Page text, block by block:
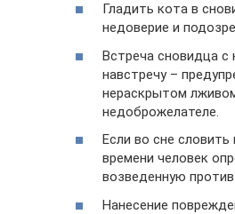
Гладить кота в
недоверие и
Встреча сновидца
навстречу –
нераскрытом
недоброжелателе.
Если во сне
времени человек
возведенную
Нанесение